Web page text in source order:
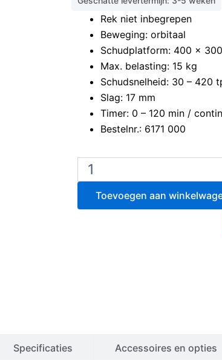
Rek niet inbegrepen
Beweging: orbitaal
Schudplatform: 400 x
Max. belasting: 15 kg
Schudsnelheid: 30 – 420
Slag: 17 mm
Timer: 0 – 120 min /
Bestelnr.: 6171 000
Edmund
Buhler
Compact
Schudapparaat
KS
Toevoegen aan
Specificaties Accessoires en opties